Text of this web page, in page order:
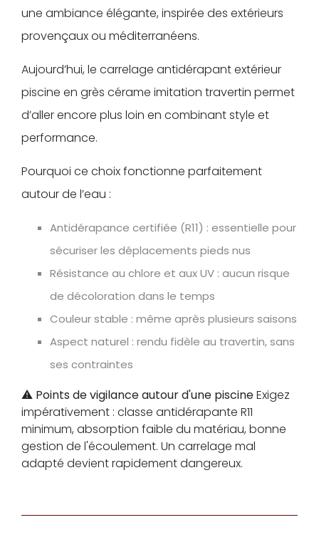
une ambiance élégante, inspirée des extérieurs
provençaux ou méditerranéens.
Aujourd’hui, le carrelage antidérapant extérieur
piscine en grès cérame imitation travertin permet
d’aller encore plus loin en combinant style et
performance.
Pourquoi ce choix fonctionne parfaitement
autour de l’eau :
Antidérapance certifiée (R11) : essentielle pour
sécuriser les déplacements pieds nus
Résistance au chlore et aux UV : aucun risque
de décoloration dans le temps
Couleur stable : même après plusieurs saisons
Aspect naturel : rendu fidèle au travertin, sans
ses contraintes
⚠️ Points de vigilance autour d'une piscineExigez
impérativement : classe antidérapante R11
minimum, absorption faible du matériau, bonne
gestion de l'écoulement. Un carrelage mal
adapté devient rapidement dangereux.